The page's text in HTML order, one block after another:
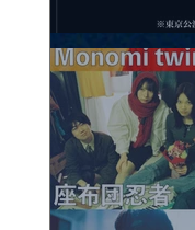
2026.08.12 |【観覧】田澤